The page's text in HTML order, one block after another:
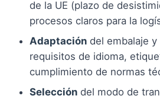
de la UE (plazo de
procesos claros para la
Adaptación del embalaje
requisitos de idioma,
cumplimiento de normas
Selección del modo de